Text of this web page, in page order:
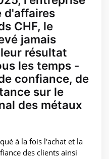
d'affaires
CHF, le
jamais
résultat
les temps -
confiance, de
sur le
des métaux
à la fois l'achat et la
des clients ainsi